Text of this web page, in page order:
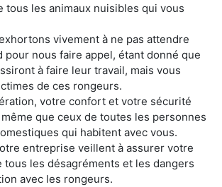
tous les animaux nuisibles qui vous
vivement à ne pas attendre
pour nous faire appel, étant donné que
à faire leur travail, mais vous
de ces rongeurs.
votre confort et votre sécurité
que ceux de toutes les personnes
qui habitent avec vous.
entreprise veillent à assurer votre
les désagréments et les dangers
avec les rongeurs.